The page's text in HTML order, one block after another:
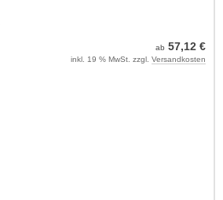
ab 57,12 €
inkl. 19 % MwSt. zzgl. Versandkosten